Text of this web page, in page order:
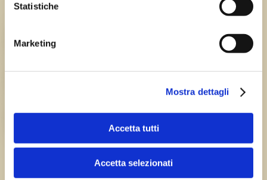
Statistiche
Marketing
Mostra dettagli
Accetta tutti
Accetta selezionati
Chi siamo
TEAM